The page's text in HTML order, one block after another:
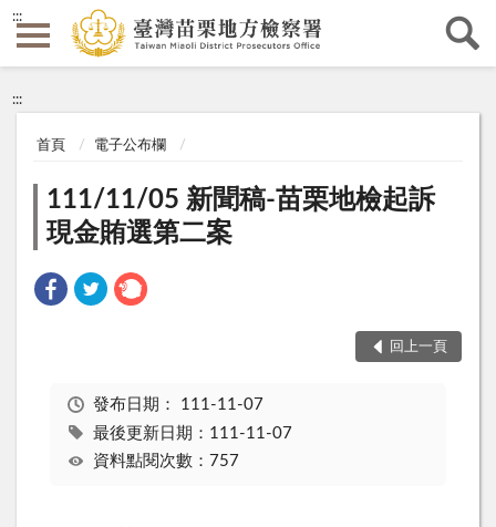
:::
:::
首頁 電子公布欄
111/11/05 新聞稿-苗栗地檢起訴
現金賄選第二案
回上一頁
發布日期： 111-11-07
最後更新日期：111-11-07
資料點閱次數：757